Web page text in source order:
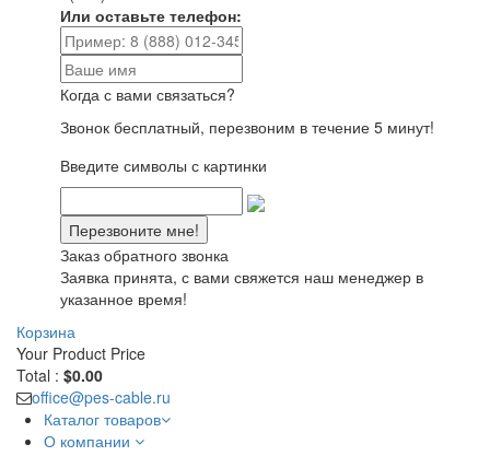
Или оставьте телефон:
Когда с вами связаться?
Звонок бесплатный, перезвоним в течение 5 минут!
Введите символы с картинки
Заказ обратного звонка
Заявка принята, с вами свяжется наш менеджер в
указанное время!
Корзина
Your Product Price
Total : $0.00
office@pes-cable.ru
Каталог товаров
О компании